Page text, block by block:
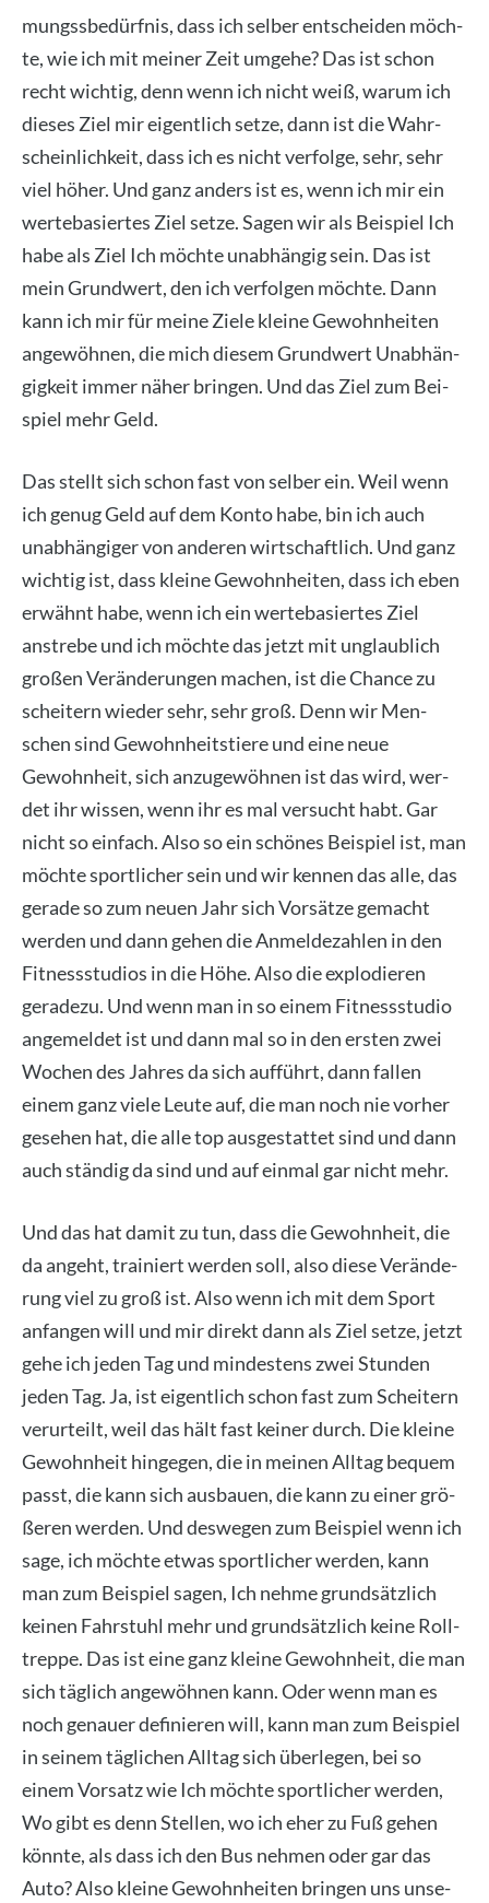
mungs­sbe­dürf­nis, dass ich sel­ber ent­schei­den möch­
te, wie ich mit mei­ner Zeit umge­he? Das ist schon
recht wich­tig, denn wenn ich nicht weiß, war­um ich
die­ses Ziel mir eigent­lich set­ze, dann ist die Wahr­
schein­lich­keit, dass ich es nicht ver­fol­ge, sehr, sehr
viel höher. Und ganz anders ist es, wenn ich mir ein
wer­te­ba­sier­tes Ziel set­ze. Sagen wir als Bei­spiel Ich
habe als Ziel Ich möch­te unab­hän­gig sein. Das ist
mein Grund­wert, den ich ver­fol­gen möch­te. Dann
kann ich mir für mei­ne Zie­le klei­ne Gewohn­hei­ten
ange­wöh­nen, die mich die­sem Grund­wert Unab­hän­
gig­keit immer näher brin­gen. Und das Ziel zum Bei­
spiel mehr Geld.
Das stellt sich schon fast von sel­ber ein. Weil wenn
ich genug Geld auf dem Kon­to habe, bin ich auch
unab­hän­gi­ger von ande­ren wirt­schaft­lich. Und ganz
wich­tig ist, dass klei­ne Gewohn­hei­ten, dass ich eben
erwähnt habe, wenn ich ein wer­te­ba­sier­tes Ziel
anstre­be und ich möch­te das jetzt mit unglaub­lich
gro­ßen Ver­än­de­run­gen machen, ist die Chan­ce zu
schei­tern wie­der sehr, sehr groß. Denn wir Men­
schen sind Gewohn­heits­tie­re und eine neue
Gewohn­heit, sich anzu­ge­wöh­nen ist das wird, wer­
det ihr wis­sen, wenn ihr es mal ver­sucht habt. Gar
nicht so ein­fach. Also so ein schö­nes Bei­spiel ist, man
möch­te sport­li­cher sein und wir ken­nen das alle, das
gera­de so zum neu­en Jahr sich Vor­sät­ze gemacht
wer­den und dann gehen die Anmel­de­zah­len in den
Fit­ness­stu­di­os in die Höhe. Also die explo­die­ren
gera­de­zu. Und wenn man in so einem Fit­ness­stu­dio
ange­mel­det ist und dann mal so in den ers­ten zwei
Wochen des Jah­res da sich auf­führt, dann fal­len
einem ganz vie­le Leu­te auf, die man noch nie vor­her
gese­hen hat, die alle top aus­ge­stat­tet sind und dann
auch stän­dig da sind und auf ein­mal gar nicht mehr.
Und das hat damit zu tun, dass die Gewohn­heit, die
da angeht, trai­niert wer­den soll, also die­se Ver­än­de­
rung viel zu groß ist. Also wenn ich mit dem Sport
anfan­gen will und mir direkt dann als Ziel set­ze, jetzt
gehe ich jeden Tag und min­des­tens zwei Stun­den
jeden Tag. Ja, ist eigent­lich schon fast zum Schei­tern
ver­ur­teilt, weil das hält fast kei­ner durch. Die klei­ne
Gewohn­heit hin­ge­gen, die in mei­nen All­tag bequem
passt, die kann sich aus­bau­en, die kann zu einer grö­
ße­ren wer­den. Und des­we­gen zum Bei­spiel wenn ich
sage, ich möch­te etwas sport­li­cher wer­den, kann
man zum Bei­spiel sagen, Ich neh­me grund­sätz­lich
kei­nen Fahr­stuhl mehr und grund­sätz­lich kei­ne Roll­
trep­pe. Das ist eine ganz klei­ne Gewohn­heit, die man
sich täg­lich ange­wöh­nen kann. Oder wenn man es
noch genau­er defi­nie­ren will, kann man zum Bei­spiel
in sei­nem täg­li­chen All­tag sich über­le­gen, bei so
einem Vor­satz wie Ich möch­te sport­li­cher wer­den,
Wo gibt es denn Stel­len, wo ich eher zu Fuß gehen
könn­te, als dass ich den Bus neh­men oder gar das
Auto? Also klei­ne Gewohn­hei­ten brin­gen uns unse­